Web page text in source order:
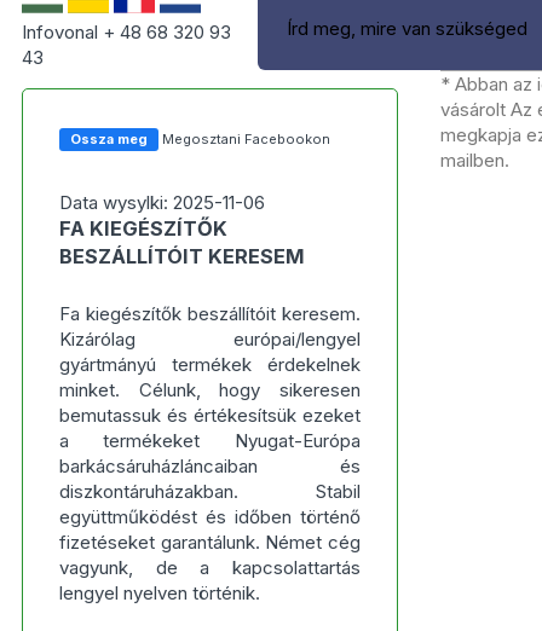
Infovonal + 48 68 320 93
43
Írd meg, mire van szükséged
Ossza meg Megosztani Facebookon
Data wysylki: 2025-11-06
FA KIEGÉSZÍTŐK
BESZÁLLÍTÓIT KERESEM
Fa kiegészítők beszállítóit keresem.
Kizárólag európai/lengyel
gyártmányú termékek érdekelnek
minket. Célunk, hogy sikeresen
bemutassuk és értékesítsük ezeket
a termékeket Nyugat-Európa
barkácsáruházláncaiban és
diszkontáruházakban. Stabil
együttműködést és időben történő
fizetéseket garantálunk. Német cég
vagyunk, de a kapcsolattartás
lengyel nyelven történik.
* Abban az
vásárolt Az
megkapja
mailben.